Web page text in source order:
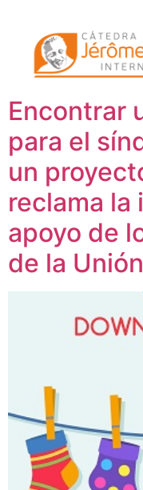
Encontrar
para el
un
reclama la
apoyo de
de la